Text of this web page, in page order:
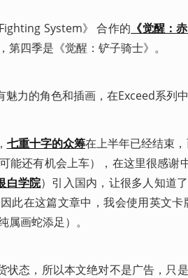
System》 合作的 《觉醒：
第四季是《觉醒：铲子骑士》。
魅力的角色和插画，在Exceed系列
， 七重十字的众筹在上半年已经结束
能还有机会上车），在这里很感谢
白学院）引入国内，让很多人知道
此在这篇文章中，我会使用英文卡
属画蛇添足）。
状态，所以本文绝对不是广告，只